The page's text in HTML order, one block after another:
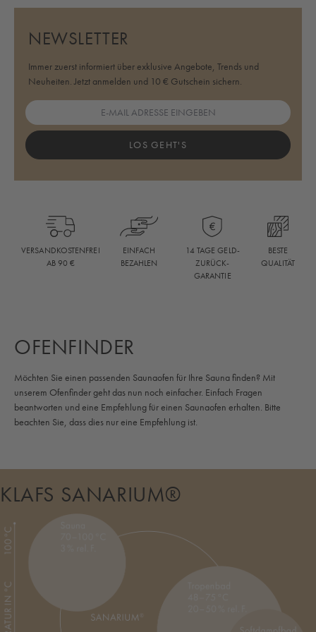
NEWSLETTER
Immer zuerst informiert über exklusive Angebote, Trends und
Neuheiten. Jetzt anmelden und 10 € Gutschein sichern.
LOS GEHT'S
VERSANDKOSTENFREI
AB 90 €
EINFACH
BEZAHLEN
14 TAGE GELD-
ZURÜCK-
GARANTIE
BESTE
QUALITÄT
OFENFINDER
Möchten Sie einen passenden Saunaofen für Ihre Sauna finden? Mit
unserem Ofenfinder geht das nun noch einfacher. Einfach Fragen
beantworten und eine Empfehlung für einen Saunaofen erhalten. Bitte
beachten Sie, dass dies nur eine Empfehlung ist.
KLAFS SANARIUM®